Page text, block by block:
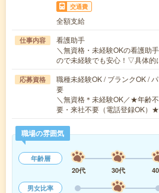
交通費
全額支給
仕事内容
看護助手
＼無資格・未経験OKの看護助
ので未経験でも安心！▽具体
応募資格
職種未経験OK / ブランクOK /
要
＼無資格＊未経験OK／★年齢
要・来社不要（電話登録OK）
職場の雰囲気
年齢層
20代
30代
男女比率